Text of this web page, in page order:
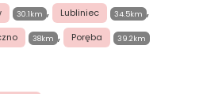
30.1km , Lubliniec 34.5km ,
38km , Poręba 39.2km